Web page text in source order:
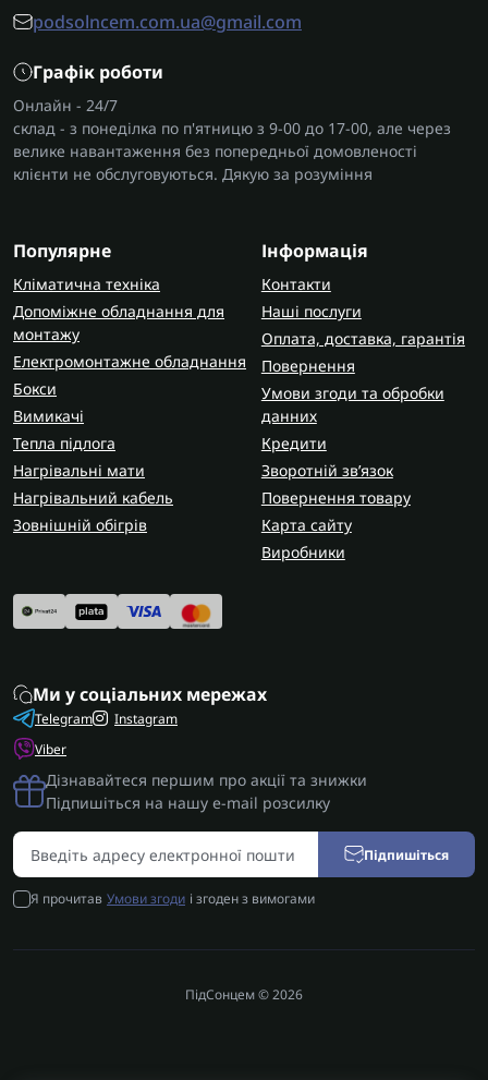
podsolncem.com.ua@gmail.com
Графік роботи
Онлайн - 24/7
склад - з понеділка по п'ятницю з 9-00 до 17-00, але через
велике навантаження без попередньої домовленості
клієнти не обслуговуються. Дякую за розуміння
Популярне
Кліматична техніка
Допоміжне обладнання для
монтажу
Електромонтажне обладнання
Бокси
Вимикачі
Тепла підлога
Нагрівальні мати
Нагрівальний кабель
Зовнішній обігрів
Інформація
Контакти
Наші послуги
Оплата, доставка, гарантія
Повернення
Умови згоди та обробки
данних
Кредити
Зворотній зв’язок
Повернення товару
Карта сайту
Виробники
Ми у соціальних мережах
Telegram
Viber
Instagram
Дізнавайтеся першим про акції та знижки
Підпишіться на нашу e-mail розсилку
Підпишіться
Я прочитав Умови згоди і згоден з вимогами
ПідСонцем © 2026